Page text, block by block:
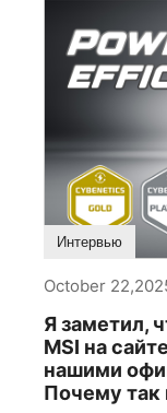
Интервью
October
Я заметил,
MSI на
нашими
Почему так